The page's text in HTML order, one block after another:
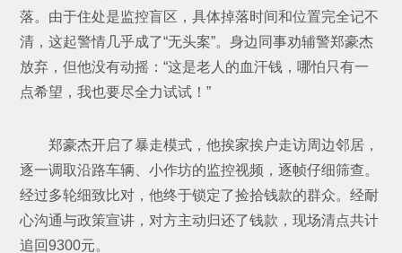
落。由于住处是监控盲区，具体掉落时间和位置完全记不
清，这起警情几乎成了“无头案”。身边同事劝辅警郑豪杰
放弃，但他没有动摇：“这是老人的血汗钱，哪怕只有一
点希望，我也要尽全力试试！”
郑豪杰开启了暴走模式，他挨家挨户走访周边邻居，
逐一调取沿路车辆、小作坊的监控视频，逐帧仔细筛查。
经过多轮细致比对，他终于锁定了捡拾钱款的群众。经耐
心沟通与政策宣讲，对方主动归还了钱款，现场清点共计
追回9300元。